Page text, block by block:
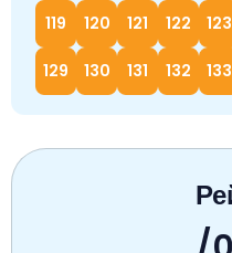
119 120 121 122 123
129 130 131 132 133